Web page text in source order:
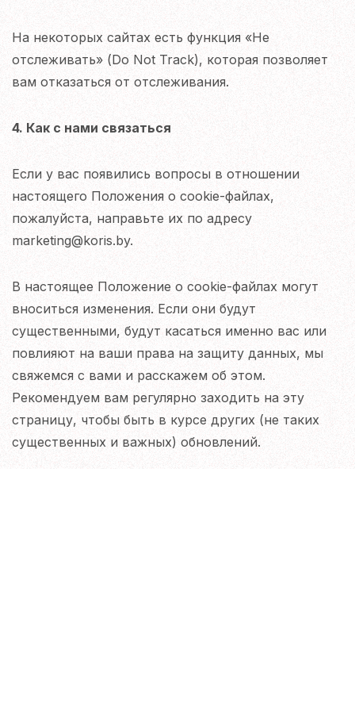
На некоторых сайтах есть функция «Не
отслеживать» (Do Not Track), которая позволяет
вам отказаться от отслеживания.
4. Как с нами связаться
Если у вас появились вопросы в отношении
настоящего Положения о cookie-файлах,
пожалуйста, направьте их по адресу
marketing@koris.by.
В настоящее Положение о cookie-файлах могут
вноситься изменения. Если они будут
существенными, будут касаться именно вас или
повлияют на ваши права на защиту данных, мы
свяжемся с вами и расскажем об этом.
Рекомендуем вам регулярно заходить на эту
страницу, чтобы быть в курсе других (не таких
существенных и важных) обновлений.